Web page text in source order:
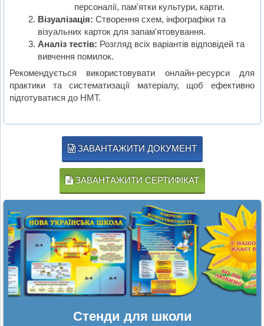
персоналії, пам'ятки культури, карти.
Візуалізація: Створення схем, інфографіки та
візуальних карток для запам'ятовування.
Аналіз тестів: Розгляд всіх варіантів відповідей та
вивчення помилок.
Рекомендується використовувати онлайн-ресурси для
практики та систематизації матеріалу, щоб ефективно
підготуватися до НМТ.
ЗАВАНТАЖИТИ ДОКУМЕНТ
ЗАВАНТАЖИТИ СЕРТИФІКАТ
Стенди для школи